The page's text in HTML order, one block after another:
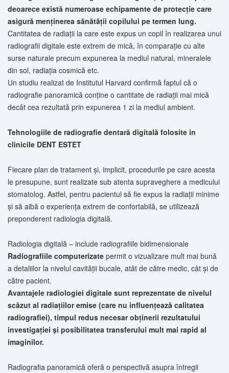
deoarece există numeroase echipamente de protecţie care
asigură menţinerea sănătăţii copilului pe termen lung.
Cantitatea de radiaţii la care este expus un copil în realizarea unui
radiografii digitale este extrem de mică, în comparaţie cu alte
surse naturale precum expunerea la mediul natural, mineralele
din sol, radiaţia cosmică etc.
Un studiu realizat de Institutul Harvard confirmă faptul că o
radiografie panoramică conţine o cantitate de radiaţii mai mică
decât cea rezultată prin expunerea 1 zi la mediul ambient.
Tehnologiile de radiografie dentară digitală folosite in
clinicile DENT ESTET
Fiecare plan de tratament şi, implicit, procedurile pe care acesta
le presupune, sunt realizate sub atenta supraveghere a medicului
stomatolog. Astfel, pentru pacientul să fie expus la radiaţii minime
şi să aibă o experienţa extrem de confortabilă, se utilizează
preponderent radiologia digitală.
Radiologia digitală – include radiografiile bidimensionale
Radiografiile computerizate permit o vizualizare mult mai bună
a detaliilor la nivelul cavităţii bucale, atât de către medic, cât şi de
către pacient.
Avantajele radiologiei digitale sunt reprezentate de nivelul
scăzut al radiaţiilor emise (care nu influenţează calitatea
radiografiei), timpul redus necesar obţinerii rezultatului
investigaţiei şi posibilitatea transferului mult mai rapid al
imaginilor.
Radiografia panoramică oferă o perspectivă asupra întregii